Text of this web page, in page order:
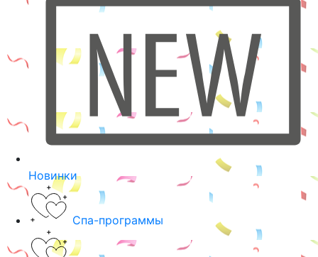
Новинки
Спа-программы